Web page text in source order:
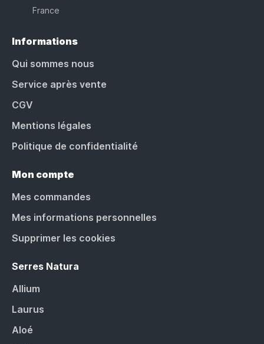
France
Informations
Qui sommes nous
Service après vente
CGV
Mentions légales
Politique de confidentialité
Mon compte
Mes commandes
Mes informations personnelles
Supprimer les cookies
Serres Natura
Allium
Laurus
Aloé